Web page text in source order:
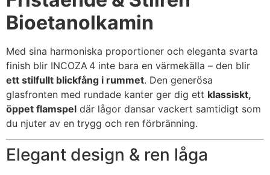
Bioetanolkamin
Med sina harmoniska proportioner och eleganta svarta
finish blir INCOZA 4 inte bara en värmekälla – den blir
ett stilfullt blickfång i rummet. Den generösa
glasfronten med rundade kanter ger dig ett klassiskt,
öppet flamspel där lågor dansar vackert samtidigt som
du njuter av en trygg och ren förbränning.
Elegant design & ren låga